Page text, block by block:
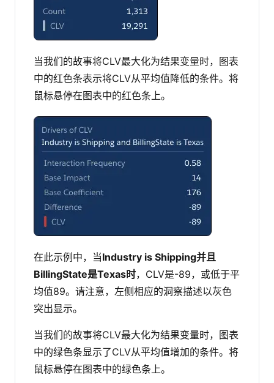
当我们的故事将CLV最大化为结果变量时，图表
中的红色条表示将CLV从平均值降低的条件。将
鼠标悬停在图表中的红色条上。
在此示例中，当Industry is Shipping并且
BillingState是Texas时，CLV是-89，或低于平
均值89。请注意，左侧相应的洞察描述以灰色
突出显示。
当我们的故事将CLV最大化为结果变量时，图表
中的绿色条显示了CLV从平均值增加的条件。将
鼠标悬停在图表中的绿色条上。